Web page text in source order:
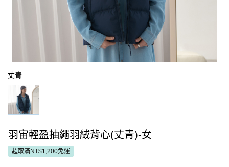
丈青
羽宙輕盈抽繩羽絨背心(丈青)-女
超取滿NT$1,200免運